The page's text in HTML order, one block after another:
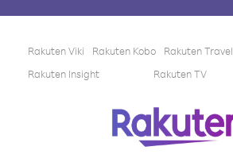
Rakuten Viki Rakuten Kobo Rakuten Travel
Rakuten Insight
Rakuten TV